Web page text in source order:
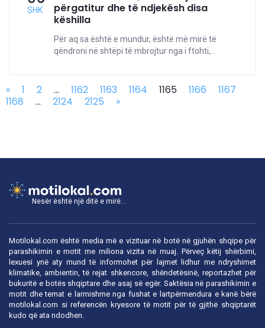
SHK
përgatitur dhe të ndjekësh disa
këshilla
Për aq sa është e mundur, është më mirë të
qëndroni në shtëpi të mbrojtur nga i ftohti,...
« 1 2 ... 1162 1163 1164 1165 1166
1167
1168
... 2124 2125 »
Nesër është një ditë e mirë...
Motilokal.com është media më e vizituar në botë në gjuhën shqipe për
parashikimin e motit me miliona vizita në muaj. Përveç këtij shërbimi,
lexuesi ynë aty mund të informohet për lajmet lidhur me ndryshimet
klimatike, ambientin, të rejat shkencore, shëndetësinë, reportazhet për
bukuritë e botës shqiptare dhe asaj së egër. Saktësia në parashikimin e
motit dhe temat e larmishme nga fushat e lartpërmendura e kanë bërë
motilokal.com si referencën kryesore të motit për të gjithë shqiptarët
kudo që ata ndodhen.